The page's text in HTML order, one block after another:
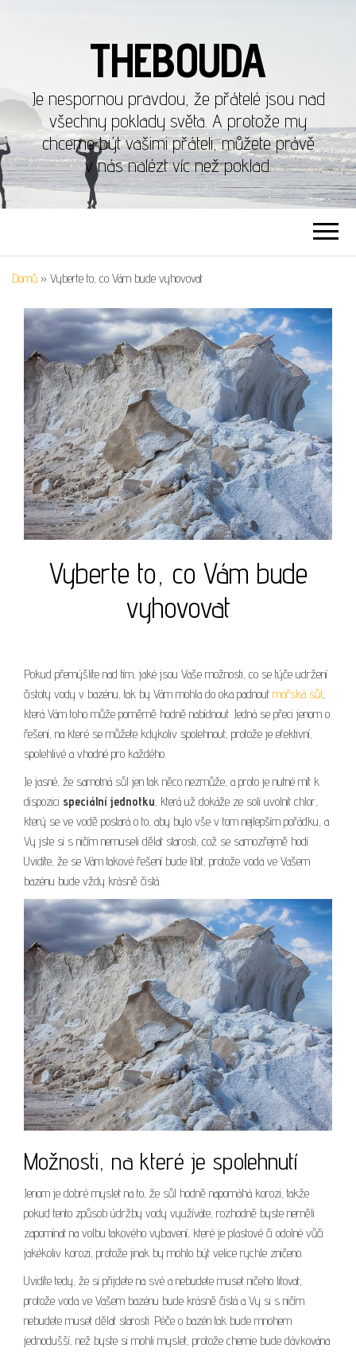
THEBOUDA
Je nespornou pravdou, že přátelé jsou nad
všechny poklady světa. A protože my
chceme být vašimi přáteli, můžete právě
v nás nalézt víc než poklad.
Domů » Vyberte to, co Vám bude vyhovovat
Vyberte to, co Vám bude
vyhovovat
Pokud přemýšlíte nad tím, jaké jsou Vaše možnosti, co se týče udržení
čistoty vody v bazénu, tak by Vám mohla do oka padnout mořská sůl,
která Vám toho může poměrně hodně nabídnout. Jedná se přeci jenom o
řešení, na které se můžete kdykoliv spolehnout, protože je efektivní,
spolehlivé a vhodné pro každého.
Je jasné, že samotná sůl jen tak něco nezmůže, a proto je nutné mít k
dispozici speciální jednotku, která už dokáže ze soli uvolnit chlor,
který se ve vodě postará o to, aby bylo vše v tom nejlepším pořádku, a
Vy jste si s ničím nemuseli dělat starosti, což se samozřejmě hodí.
Uvidíte, že se Vám takové řešení bude líbit, protože voda ve Vašem
bazénu bude vždy krásně čistá.
Možnosti, na které je spolehnutí
Jenom je dobré myslet na to, že sůl hodně napomáhá korozi, takže
pokud tento způsob údržby vody využíváte, rozhodně byste neměli
zapomínat na volbu takového vybavení, které je plastové či odolné vůči
jakékoliv korozi, protože jinak by mohlo být velice rychle zničeno.
Uvidíte tedy, že si přijdete na své a nebudete muset ničeho litovat,
protože voda ve Vašem bazénu bude krásně čistá a Vy si s ničím
nebudete muset dělat starosti. Péče o bazén tak bude mnohem
jednodušší, než byste si mohli myslet, protože chemie bude dávkována